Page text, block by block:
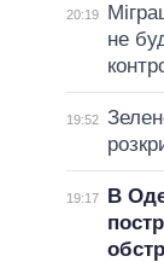
20:19
не
19:52
19:17
В